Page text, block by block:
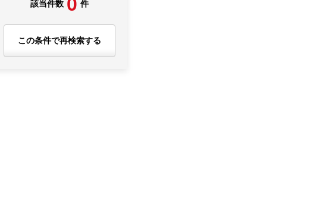
該当件数 件
この条件で再検索する